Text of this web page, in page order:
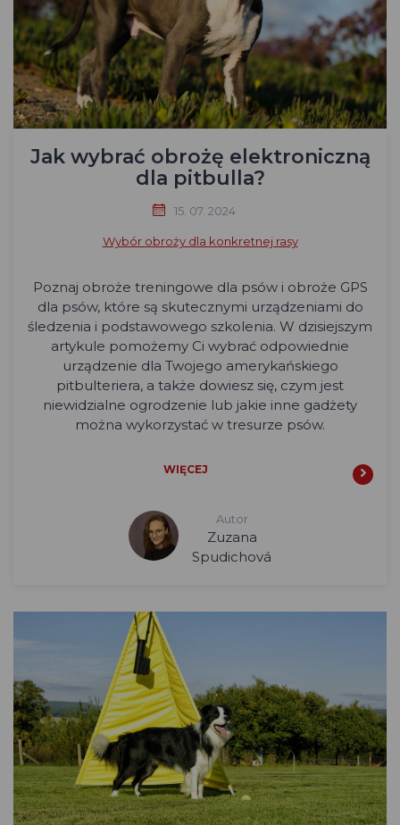
Jak wybrać obrożę elektroniczną
dla pitbulla?
15. 07. 2024
Wybór obroży dla konkretnej rasy
Poznaj obroże treningowe dla psów i obroże GPS
dla psów, które są skutecznymi urządzeniami do
śledzenia i podstawowego szkolenia. W dzisiejszym
artykule pomożemy Ci wybrać odpowiednie
urządzenie dla Twojego amerykańskiego
pitbulteriera, a także dowiesz się, czym jest
niewidzialne ogrodzenie lub jakie inne gadżety
można wykorzystać w tresurze psów.
WIĘCEJ
Autor
Zuzana
Spudichová